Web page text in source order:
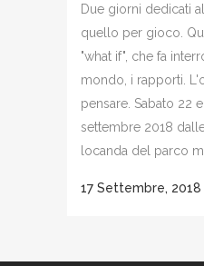
Due giorni dedicati
quello per gioco.
"what if", che fa
mondo, i rapporti.
pensare. Sabato 22
settembre 2018
locanda del parco
17 Settembre, 2018